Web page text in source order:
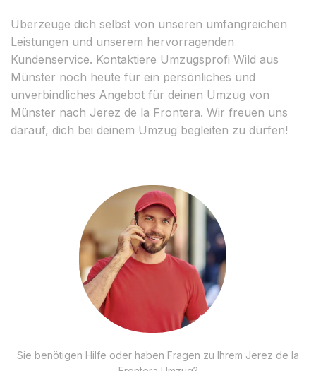
Überzeuge dich selbst von unseren umfangreichen
Leistungen und unserem hervorragenden
Kundenservice. Kontaktiere Umzugsprofi Wild aus
Münster noch heute für ein persönliches und
unverbindliches Angebot für deinen Umzug von
Münster nach Jerez de la Frontera. Wir freuen uns
darauf, dich bei deinem Umzug begleiten zu dürfen!
Sie benötigen Hilfe oder haben Fragen zu Ihrem Jerez de la